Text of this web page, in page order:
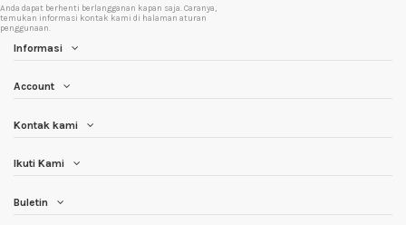
Anda dapat berhenti berlangganan kapan saja. Caranya,
temukan informasi kontak kami di halaman aturan
penggunaan.
Informasi
Account
Kontak kami
Ikuti Kami
Buletin